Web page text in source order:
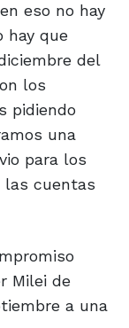
eso no hay
hay que
del
los
pidiendo
una
para los
las cuentas
Milei de
a una